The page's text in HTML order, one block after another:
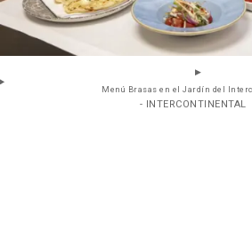
Menú Brasas en el Jardín del
- INTERCONTINENTAL